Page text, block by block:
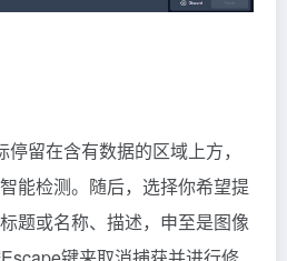
留在含有数据的区域上方，
能检测。随后，选择你希望提
题或名称、描述，申至是图像